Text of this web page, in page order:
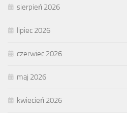
sierpień 2026
lipiec 2026
czerwiec 2026
maj 2026
kwiecień 2026